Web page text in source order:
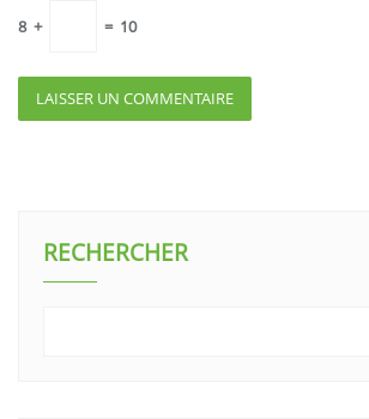
8 + = 10
RECHERCHER